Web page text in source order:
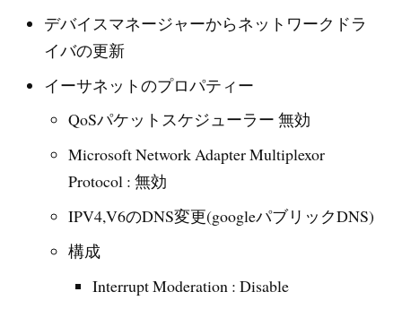
デバイスマネージャーからネットワークドラ
イバの更新
イーサネットのプロパティー
QoSパケットスケジューラー 無効
Microsoft Network Adapter Multiplexor
Protocol : 無効
IPV4,V6のDNS変更(googleパブリックDNS)
構成
Interrupt Moderation : Disable